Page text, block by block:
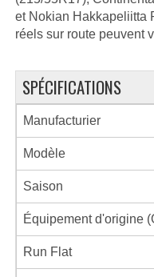
et Nokian Hakkapeliitta
réels sur route peuvent
SPÉCIFICATIONS
Manufacturier
Modèle
Saison
Équipement d'origine
Run Flat